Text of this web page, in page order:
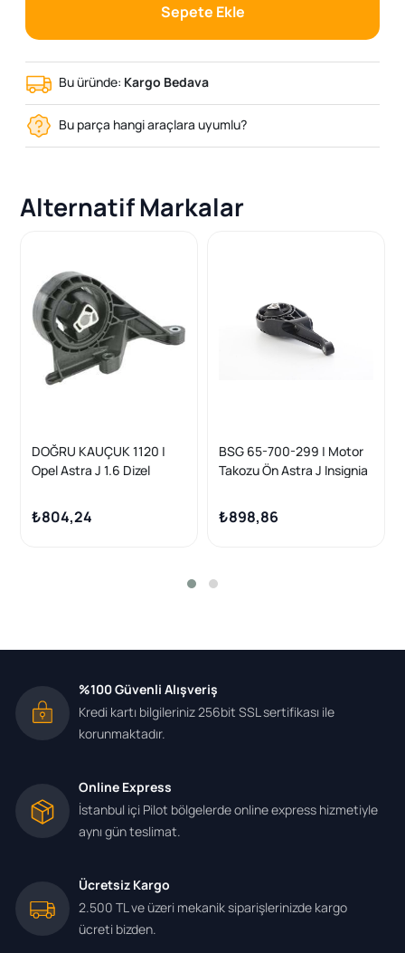
Sepete Ekle
Bu üründe: Kargo Bedava
Bu parça hangi araçlara uyumlu?
Alternatif Markalar
DOĞRU KAUÇUK 1120 |
Opel Astra J 1.6 Dizel
Yansanayi
₺804,24
BSG 65-700-299 | Motor
Takozu Ön Astra J Insignia
10 -
₺898,86
%100 Güvenli Alışveriş
Kredi kartı bilgileriniz 256bit SSL sertifikası ile
korunmaktadır.
Online Express
İstanbul içi Pilot bölgelerde online express hizmetiyle
aynı gün teslimat.
Ücretsiz Kargo
2.500 TL ve üzeri mekanik siparişlerinizde kargo
ücreti bizden.